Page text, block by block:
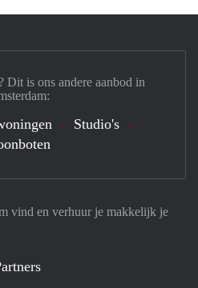
vind en verhuur je makkelijk je
Dit is ons andere aanbod in
Studio's